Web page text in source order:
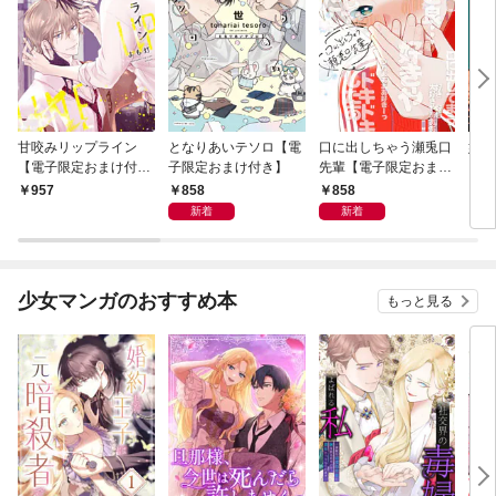
甘咬みリップライン
【電子限定おまけ付
き】957
となりあいテソロ【電
子限定おまけ付き】
858
新着
口に出しちゃう瀬兎口
先輩【電子限定おまけ
付き】
858
新着
奸
少女マンガのおすすめ本 もっと見る